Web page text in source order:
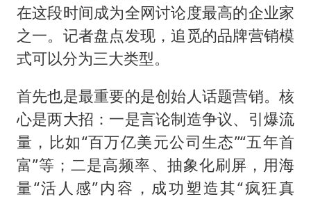
在这段时间成为全网讨论度最高的企业家
之一。记者盘点发现，追觅的品牌营销模
式可以分为三大类型。
首先也是最重要的是创始人话题营销。核
心是两大招：一是言论制造争议、引爆流
量，比如“百万亿美元公司生态”“五年首
富”等；二是高频率、抽象化刷屏，用海
量“活人感”内容，成功塑造其“疯狂真